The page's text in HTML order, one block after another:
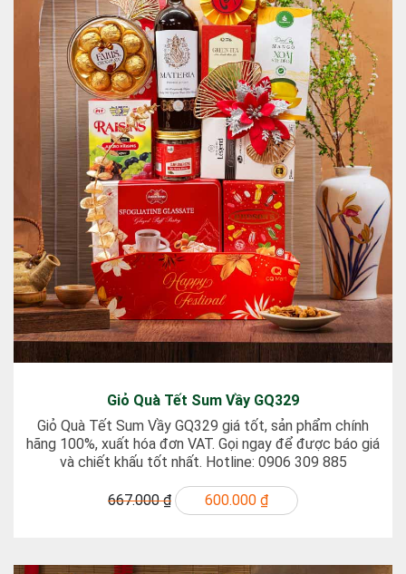
Giỏ Quà Tết Sum Vầy GQ329
Giỏ Quà Tết Sum Vầy GQ329 giá tốt, sản phẩm chính
hãng 100%, xuất hóa đơn VAT. Gọi ngay để được báo giá
và chiết khấu tốt nhất. Hotline: 0906 309 885
667.000 ₫ 600.000 ₫